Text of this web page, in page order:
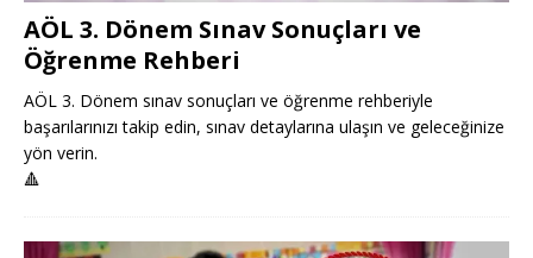
AÖL 3. Dönem Sınav Sonuçları ve
Öğrenme Rehberi
AÖL 3. Dönem sınav sonuçları ve öğrenme rehberiyle
başarılarınızı takip edin, sınav detaylarına ulaşın ve geleceğinize
yön verin.
🔺